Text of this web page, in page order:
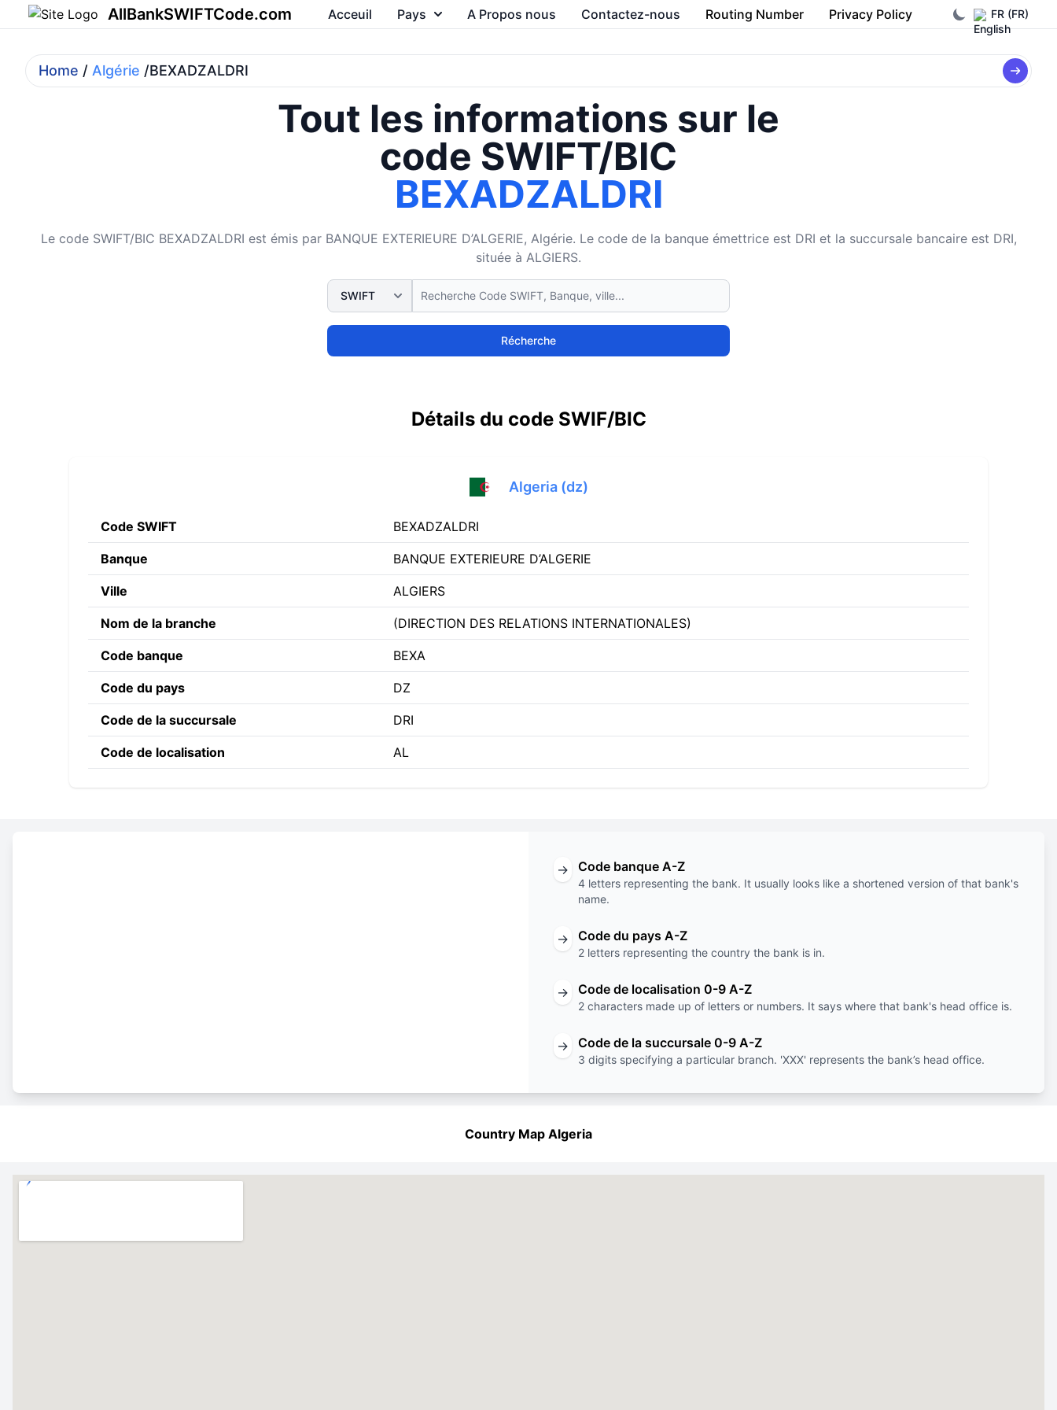
AllBankSWIFTCode.com FR (FR)
Acceuil Pays A Propos nous Contactez-nous Routing Number Privacy Policy
Home / Algérie /BEXADZALDRI
Tout les informations sur le
code SWIFT/BIC
BEXADZALDRI
Le code SWIFT/BIC BEXADZALDRI est émis par BANQUE EXTERIEURE D’ALGERIE, Algérie. Le code de la banque émettrice est DRI et la succursale bancaire est DRI,
située à ALGIERS.
Récherche
Détails du code SWIF/BIC
Algeria (dz)
Code SWIFT BEXADZALDRI
Banque BANQUE EXTERIEURE D’ALGERIE
Ville ALGIERS
Nom de la branche (DIRECTION DES RELATIONS INTERNATIONALES)
Code banque BEXA
Code du pays DZ
Code de la succursale DRI
Code de localisation AL
→ Code banque A-Z
4 letters representing the bank. It usually looks like a shortened version of that bank's
name.
→ Code du pays A-Z
2 letters representing the country the bank is in.
→ Code de localisation 0-9 A-Z
2 characters made up of letters or numbers. It says where that bank's head office is.
→ Code de la succursale 0-9 A-Z
3 digits specifying a particular branch. 'XXX' represents the bank’s head office.
Country Map Algeria